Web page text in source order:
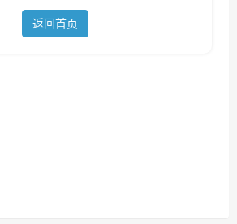
返回首页